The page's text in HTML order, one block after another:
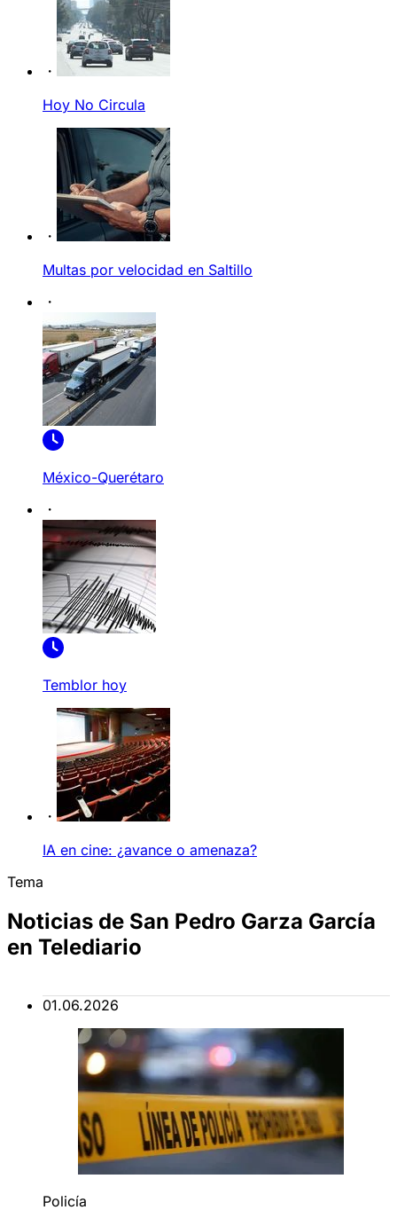
Hoy No Circula
Multas por velocidad en Saltillo
México-Querétaro
Temblor hoy
IA en cine: ¿avance o amenaza?
Tema
Noticias de San Pedro Garza García
en Telediario
01.06.2026
Policía